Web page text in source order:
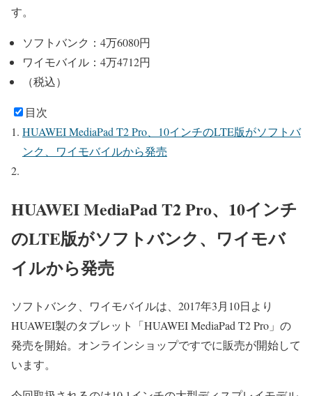
す。
ソフトバンク：4万6080円
ワイモバイル：4万4712円
（税込）
目次
HUAWEI MediaPad T2 Pro、10インチのLTE版がソフトバ
ンク、ワイモバイルから発売
HUAWEI MediaPad T2 Pro、10インチ
のLTE版がソフトバンク、ワイモバ
イルから発売
ソフトバンク、ワイモバイルは、2017年3月10日より
HUAWEI製のタブレット「HUAWEI MediaPad T2 Pro」の
発売を開始。オンラインショップですでに販売が開始して
います。